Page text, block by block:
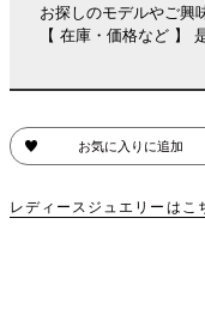
お探しのモデルやご興
【 在庫・価格など 】
お気に入りに追加
レディースジュエリーはこ